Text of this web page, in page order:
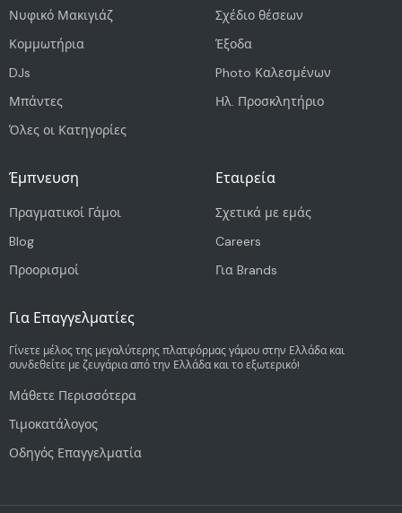
Νυφικό Μακιγιάζ
Κομμωτήρια
DJs
Μπάντες
Όλες οι Κατηγορίες
Σχέδιο θέσεων
Έξοδα
Photo Καλεσμένων
Ηλ. Προσκλητήριο
Έμπνευση
Πραγματικοί Γάμοι
Blog
Προορισμοί
Εταιρεία
Σχετικά με εμάς
Careers
Για Brands
Για Επαγγελματίες
Γίνετε μέλος της μεγαλύτερης πλατφόρμας γάμου στην Ελλάδα και
συνδεθείτε με ζευγάρια από την Ελλάδα και το εξωτερικό!
Μάθετε Περισσότερα
Τιμοκατάλογος
Οδηγός Επαγγελματία